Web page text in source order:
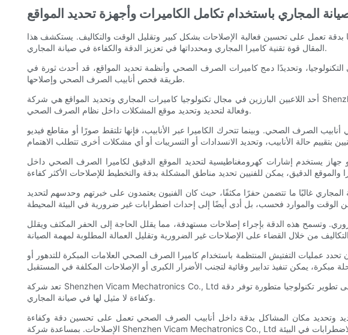
المجاري باستخدام تكامل الكاميرات وأجهزة تحديد المواقع
تعمل على تحسين فعالية الإصلاحات بشكل كبير وتقليل الوقت والتكاليف. يستكشف هذا
المقال قوة تقنية كاميرا المجاري ومحدداتها في تعزيز الدقة والكفاءة في صيانة المجاري.
وتحديدًا دمج كاميرات الصرف الصحي وأنظمة تحديد المواقع، قد أحدث ثورة في
طريقة فحص أنابيب الصرف الصحي وإصلاحها.
أحد اللاعبين البارزين في مجال تكنولوجيا كاميرات المجاري وتحديد المواقع هي شركة Shenzhen Vicam Mechatronics Co., Ltd. ساعدت حلولهم المبتكرة في تحويل صيانة الصرف الصحي من خلال توفير طرق دقيقة
وفعالة لتحديد وتحديد موقع المشكلات داخل نظام الصرف الصحي.
الصرف الصحي. وبينما تتحرك الكاميرا عبر الأنابيب، فإنها تلتقط صورًا أو مقاطع فيديو
يستخدم إشارات كهرومغناطيسية لتحديد الموقع الدقيق لكاميرا الصرف الصحي داخل
غالبًا ما تتضمن حفرًا مكثفًا، حيث كان الفنيون يعتمدون على خبرتهم وحدسهم لتحديد
وتسمح هذه الدقة بإجراء إصلاحات مستهدفة، مما يقلل الحاجة إلى الحفر المكثف ويقلل
عمليات التفتيش المنتظمة باستخدام كاميرا الصرف الصحي العلامات المبكرة للتدهور أو
تعد شركة Shenzhen Vicam Mechatronics Co., Ltd رائدة في تطوير وتصنيع أنظمة الكاميرات وأجهزة تحديد المواقع المتقدمة للصرف الصحي. وقد أدى التزامهم بالبحث والابتكار إلى تطوير تكنولوجيا متطورة توفر دقة
وكفاءة لا مثيل لها في صيانة المجاري.
وتحديد مكان المشاكل بدقة داخل أنابيب الصرف الصحي تعمل على تحسين دقة وكفاءة